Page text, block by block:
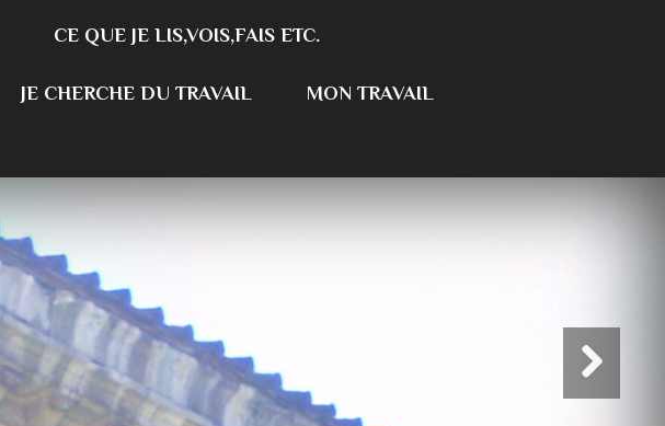
CE QUE JE LIS,VOIS,FAIS ETC.
JE CHERCHE DU TRAVAIL MON TRAVAIL